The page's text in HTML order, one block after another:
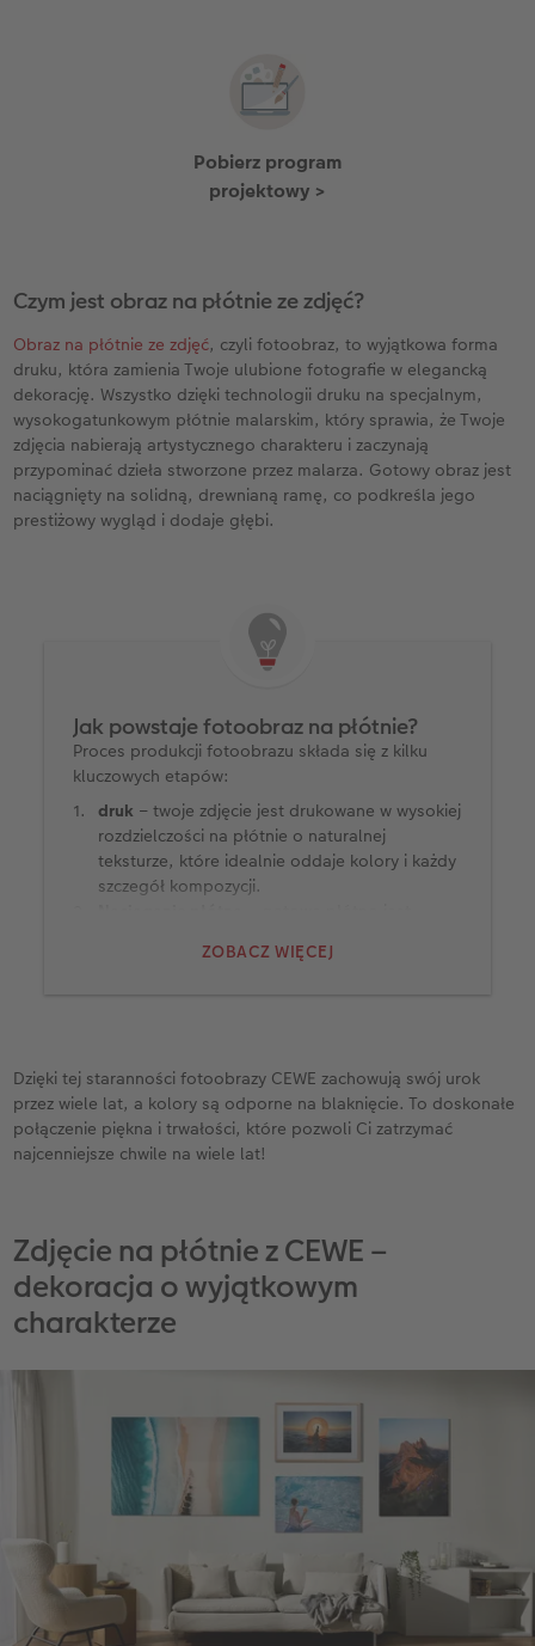
Pobierz program
projektowy >
Czym jest obraz na płótnie ze zdjęć?
Obraz na płótnie ze zdjęć, czyli fotoobraz, to wyjątkowa forma
druku, która zamienia Twoje ulubione fotografie w elegancką
dekorację. Wszystko dzięki technologii druku na specjalnym,
wysokogatunkowym płótnie malarskim, który sprawia, że Twoje
zdjęcia nabierają artystycznego charakteru i zaczynają
przypominać dzieła stworzone przez malarza. Gotowy obraz jest
naciągnięty na solidną, drewnianą ramę, co podkreśla jego
prestiżowy wygląd i dodaje głębi.
ZOBACZ WIĘCEJ
Jak powstaje fotoobraz na płótnie?
Proces produkcji fotoobrazu składa się z kilku
kluczowych etapów:
druk – twoje zdjęcie jest drukowane w wysokiej
rozdzielczości na płótnie o naturalnej
teksturze, które idealnie oddaje kolory i każdy
szczegół kompozycji.
co zapewnia stabilność i trwałość obrazu.
Dzięki tej staranności fotoobrazy CEWE zachowują swój urok
przez wiele lat, a kolory są odporne na blaknięcie. To doskonałe
połączenie piękna i trwałości, które pozwoli Ci zatrzymać
najcenniejsze chwile na wiele lat!
Zdjęcie na płótnie z CEWE –
dekoracja o wyjątkowym
charakterze